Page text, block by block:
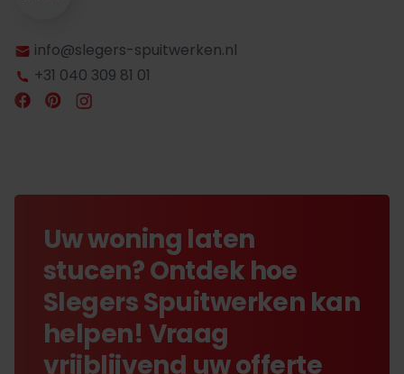
info@slegers-spuitwerken.nl
+31 040 309 81 01
Uw woning laten
stucen? Ontdek hoe
Slegers Spuitwerken kan
helpen! Vraag
vrijblijvend uw offerte